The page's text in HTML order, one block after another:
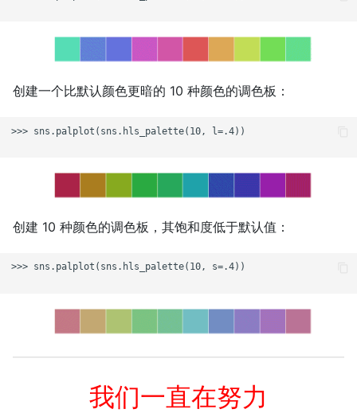
创建一个比默认颜色更暗的 10 种颜色的调色板：
>>> sns.palplot(sns.hls_palette(10, l=.4))
创建 10 种颜色的调色板，其饱和度低于默认值：
>>> sns.palplot(sns.hls_palette(10, s=.4))
我们一直在努力